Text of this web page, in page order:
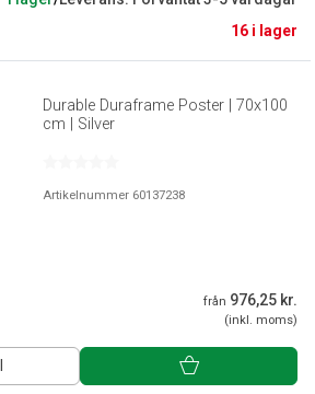
16 i lager
Durable Duraframe Poster | 70x100
cm | Silver
Artikelnummer 60137238
från 976,25 kr.
(inkl. moms)